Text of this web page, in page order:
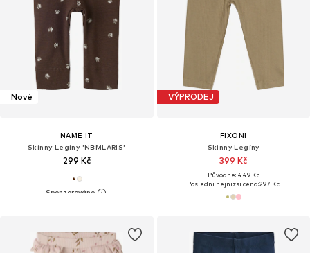
Nové
NAME IT
Skinny Legíny 'NBMLARIS'
299 Kč
VÝPRODEJ
FIXONI
Skinny Legíny
399 Kč
Původně: 449 Kč
Poslední nejnižší cena:297 Kč